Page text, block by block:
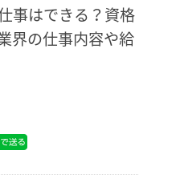
事はできる？資格
界の仕事内容や給